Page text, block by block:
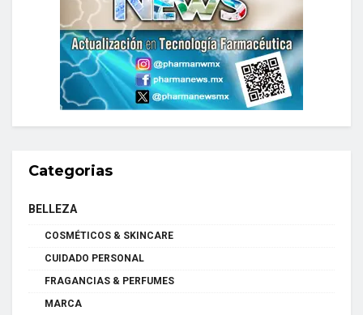
Categorias
BELLEZA
COSMÉTICOS & SKINCARE
CUIDADO PERSONAL
FRAGANCIAS & PERFUMES
MARCA